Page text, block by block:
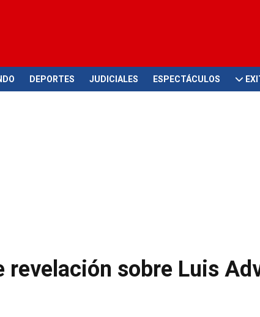
DEPORTES JUDICIALES ESPECTÁCULOS
revelación sobre Luis